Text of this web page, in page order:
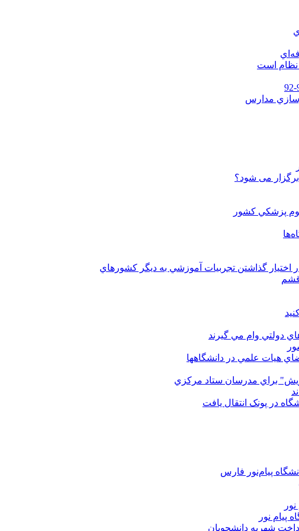
است
برگزار می شود؟
گذاشتن تجربيات آموزشي به ديگر کشورهاي
دولتي وام مي گيرند
هيات علمي در دانشگاهها
براي مدرسان ستاد مرکزي
در پونک انتقال يافت
پیام‌نور فارس
پیام نور
شهریه دانشجویان